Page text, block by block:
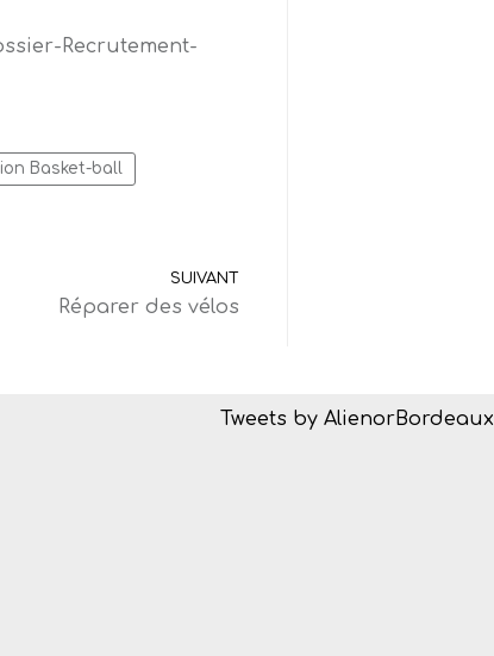
Recrutement-
Basket-ball
SUIVANT
Réparer des vélos
Tweets by AlienorBordeaux